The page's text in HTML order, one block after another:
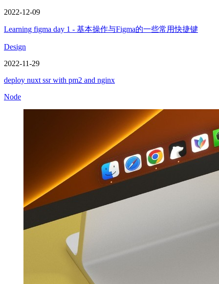
2022-12-09
Learning figma day 1 - 基本操作与Figma的一些常用快捷键
Design
2022-11-29
deploy nuxt ssr with pm2 and nginx
Node